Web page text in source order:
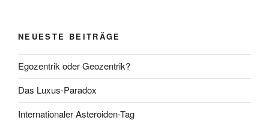
NEUESTE BEITRÄGE
Egozentrik oder Geozentrik?
Das Luxus-Paradox
Internationaler Asteroiden-Tag